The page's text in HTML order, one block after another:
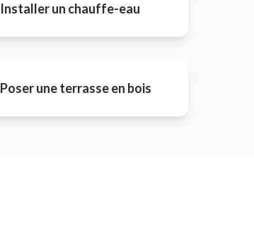
Installer un chauffe-eau
Poser une terrasse en bois